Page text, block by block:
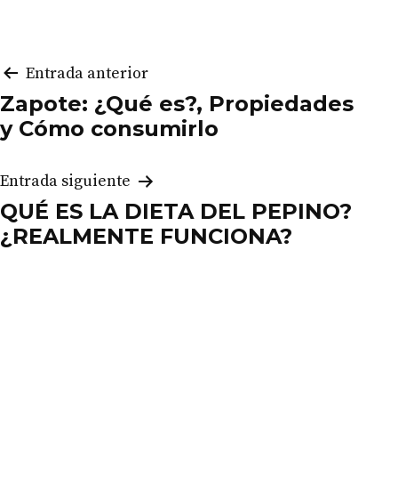
Navegación
de
Entrada anterior
Zapote: ¿Qué es?, Propiedades
y Cómo consumirlo
Entrada siguiente
QUÉ ES LA DIETA DEL PEPINO?
¿REALMENTE FUNCIONA?